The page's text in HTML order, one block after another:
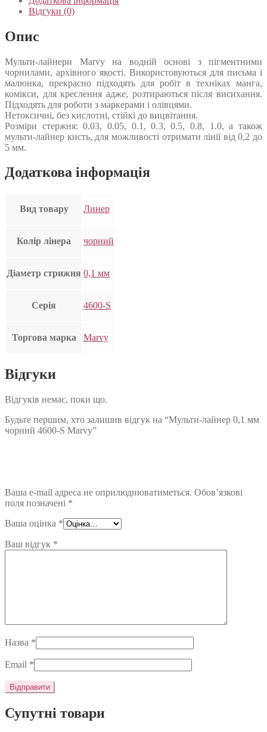
Відгуки (0)
Опис
Мульти-лайнери Marvy на водній основі з пігментними
чорнилами, архівного якості. Використовуються для письма і
малюнка, прекрасно підходять для робіт в техніках манга,
комікси, для креслення адже, розтираються після висихання.
Підходять для роботи з маркерами і олівцями.
Нетоксичні, без кислотні, стійкі до вицвітання.
Розміри стержня: 0.03, 0.05, 0.1, 0.3, 0.5, 0.8, 1.0, а також
мульти-лайнер кисть, для можливості отримати лінії від 0,2 до
5 мм.
Додаткова інформація
Вид товару Линер
Колір лінера чорний
Діаметр стрижня 0,1 мм
Серія 4600-S
Торгова марка Marvy
Відгуки
Відгуків немає, поки що.
Будьте першим, хто залишив відгук на “Мульти-лайнер 0,1 мм
чорний 4600-S Marvy”
Ваша e-mail адреса не оприлюднюватиметься. Обов’язкові
поля позначені *
Ваша оцінка *
Ваш відгук *
Назва *
Email *
Супутні товари